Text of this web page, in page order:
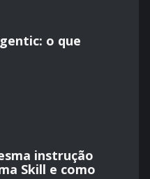
o que
instrução
Skill e como